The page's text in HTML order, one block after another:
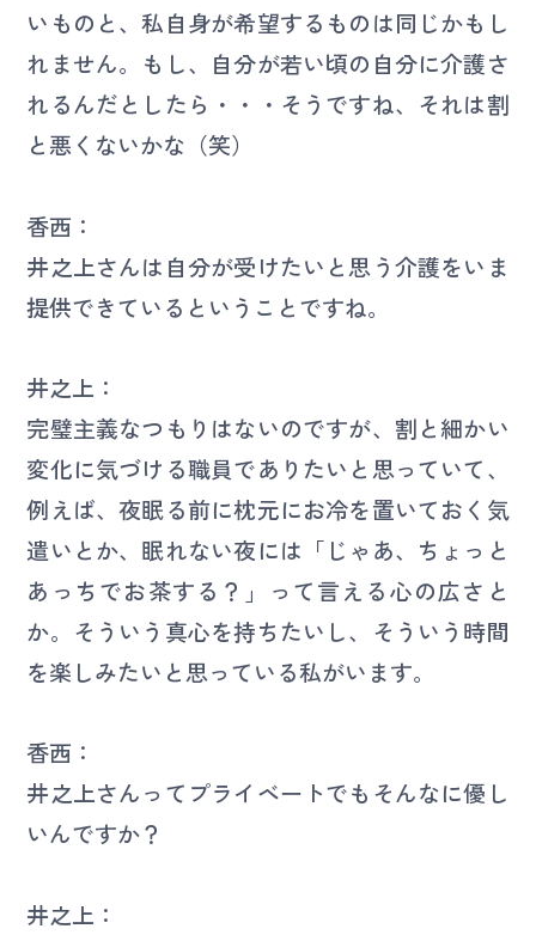
いものと、私自身が希望するものは同じかもし
れません。もし、自分が若い頃の自分に介護さ
れるんだとしたら・・・そうですね、それは割
と悪くないかな（笑）
香西：
井之上さんは自分が受けたいと思う介護をいま
提供できているということですね。
井之上：
完璧主義なつもりはないのですが、割と細かい
変化に気づける職員でありたいと思っていて、
例えば、夜眠る前に枕元にお冷を置いておく気
遣いとか、眠れない夜には「じゃあ、ちょっと
あっちでお茶する？」って言える心の広さと
か。そういう真心を持ちたいし、そういう時間
を楽しみたいと思っている私がいます。
香西：
井之上さんってプライベートでもそんなに優し
いんですか？
井之上：